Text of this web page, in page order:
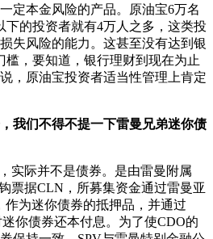
定本金风险的产品。原油宝6万名
下的投资者就有4万人之多，这类投
失风险的能力。这甚至没有达到银
槛，要知道，银行理财到现在为止
，原油宝投资者适当性管理上肯定
我们不得不提一下雷曼兄弟迷你债
实际并不是债券。是由雷曼附属
票据CLN，所募集资金通过雷曼亚
为迷你债券的抵押品，并通过
你债券还本付息。为了使CDO的